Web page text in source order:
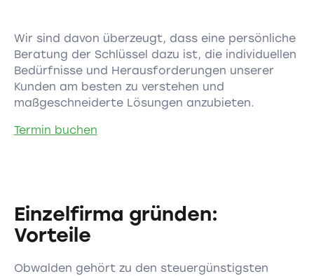
Wir sind davon überzeugt, dass eine persönliche
Beratung der Schlüssel dazu ist, die individuellen
Bedürfnisse und Herausforderungen unserer
Kunden am besten zu verstehen und
maßgeschneiderte Lösungen anzubieten.
Termin buchen
Einzelfirma gründen:
Vorteile
Obwalden gehört zu den steuergünstigsten